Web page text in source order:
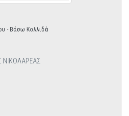
- Βάσω Κολλιδά
ΝΙΚΟΛΑΡΕΑΣ